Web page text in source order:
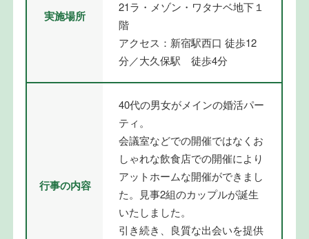
実施場所
21ラ・メゾン・ワタナベ地下１
階
アクセス：新宿駅西口 徒歩12
分／大久保駅 徒歩4分
行事の内容
40代の男女がメインの婚活パー
ティ。
会議室などでの開催ではなくお
しゃれな飲食店での開催により
アットホームな開催ができまし
た。見事2組のカップルが誕生
いたしました。
引き続き、良質な出会いを提供